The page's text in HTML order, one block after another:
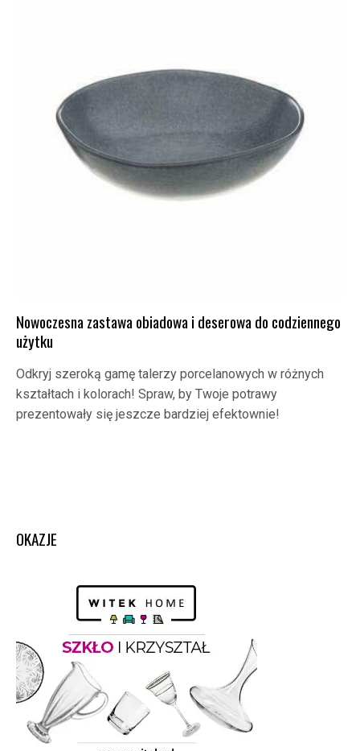
Nowoczesna zastawa obiadowa i deserowa do codziennego
użytku
Odkryj szeroką gamę talerzy porcelanowych w różnych
kształtach i kolorach! Spraw, by Twoje potrawy
prezentowały się jeszcze bardziej efektownie!
OKAZJE